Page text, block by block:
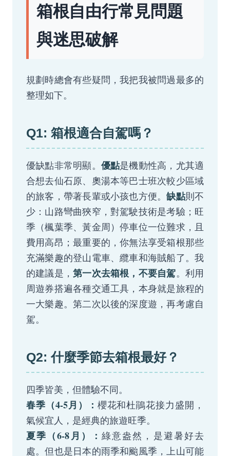
箱根自由行常見問題
與迷思破解
規劃時總會有些疑問，我把我被問過最多的
整理如下。
Q1: 箱根適合自駕嗎？
優缺點非常明顯。 優點是機動性高，尤其適
合想去仙石原、奧湯本等巴士班次較少區域
的旅客，帶著長輩或小孩也方便。缺點則不
少：山路彎曲狹窄，對駕駛技術是考驗；旺
季（楓葉季、黃金周）停車位一位難求，且
費用高昂；最重要的，你無法享受箱根那些
充滿樂趣的登山電車、纜車和海賊船了。我
的建議是，第一次去箱根，不要自駕。利用
周遊券搭遍各種交通工具，本身就是旅程的
一大樂趣。第二次以後的深度遊，再考慮自
駕。
Q2: 什麼季節去箱根最好？
四季皆美，但體驗不同。
春季（4-5月）： 櫻花和杜鵑花接力盛開，
氣候宜人，是經典的旅遊旺季。
夏季（6-8月）： 綠意盎然，是避暑好去
處。但也是日本的雨季和颱風季，上山可能